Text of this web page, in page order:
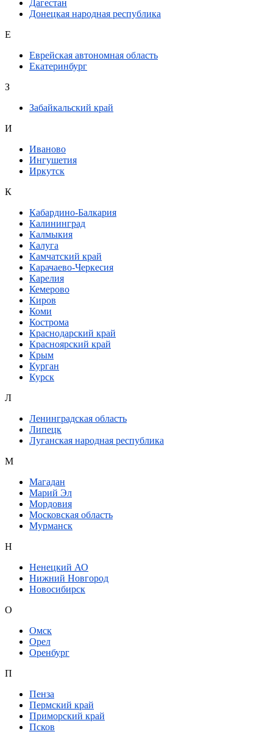
Дагестан
Донецкая народная республика
Е
Еврейская автономная область
Екатеринбург
З
Забайкальский край
И
Иваново
Ингушетия
Иркутск
К
Кабардино-Балкария
Калининград
Калмыкия
Калуга
Камчатский край
Карачаево-Черкесия
Карелия
Кемерово
Киров
Коми
Кострома
Краснодарский край
Красноярский край
Крым
Курган
Курск
Л
Ленинградская область
Липецк
Луганская народная республика
М
Магадан
Марий Эл
Мордовия
Московская область
Мурманск
Н
Ненецкий АО
Нижний Новгород
Новосибирск
О
Омск
Орел
Оренбург
П
Пенза
Пермский край
Приморский край
Псков